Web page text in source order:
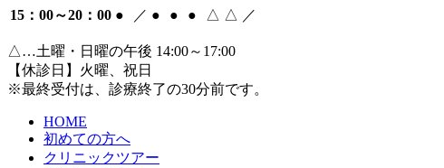
15：00～20：00 ● ／ ● ● ● △ △ ／
△…土曜・日曜の午後 14:00～17:00
【休診日】火曜、祝日
※最終受付は、診療終了の30分前です。
HOME
初めての方へ
クリニックツアー